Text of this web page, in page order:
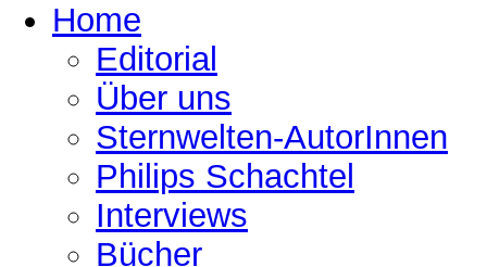
Home
Editorial
Über uns
Sternwelten-AutorInnen
Philips Schachtel
Interviews
Bücher